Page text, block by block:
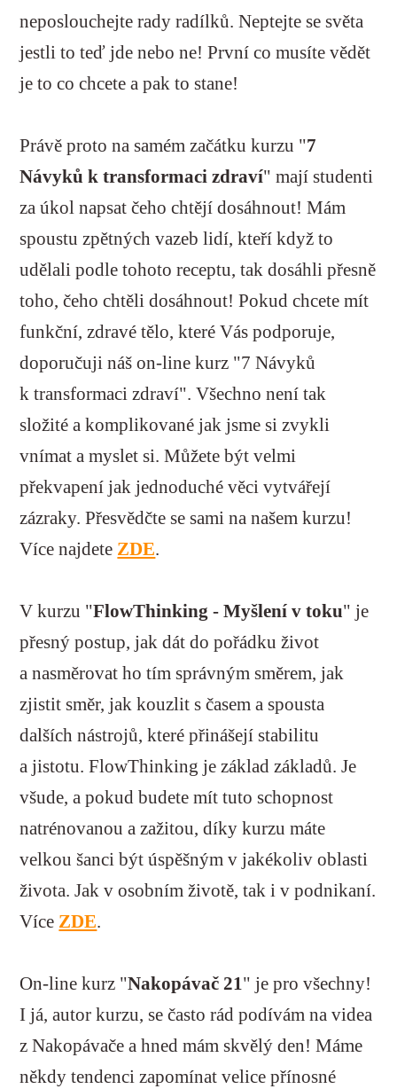
neposlouchejte rady radílků. Neptejte se světa
jestli to teď jde nebo ne! První co musíte vědět
je to co chcete a pak to stane!
Právě proto na samém začátku kurzu "7
Návyků k transformaci zdraví" mají studenti
za úkol napsat čeho chtějí dosáhnout! Mám
spoustu zpětných vazeb lidí, kteří když to
udělali podle tohoto receptu, tak dosáhli přesně
toho, čeho chtěli dosáhnout! Pokud chcete mít
funkční, zdravé tělo, které Vás podporuje,
doporučuji náš on-line kurz "7 Návyků
k transformaci zdraví". Všechno není tak
složité a komplikované jak jsme si zvykli
vnímat a myslet si. Můžete být velmi
překvapení jak jednoduché věci vytvářejí
zázraky. Přesvědčte se sami na našem kurzu!
Více najdete ZDE.
V kurzu "FlowThinking - Myšlení v toku" je
přesný postup, jak dát do pořádku život
a nasměrovat ho tím správným směrem, jak
zjistit směr, jak kouzlit s časem a spousta
dalších nástrojů, které přinášejí stabilitu
a jistotu. FlowThinking je základ základů. Je
všude, a pokud budete mít tuto schopnost
natrénovanou a zažitou, díky kurzu máte
velkou šanci být úspěšným v jakékoliv oblasti
života. Jak v osobním životě, tak i v podnikaní.
Více ZDE.
On-line kurz "Nakopávač 21" je pro všechny!
I já, autor kurzu, se často rád podívám na videa
z Nakopávače a hned mám skvělý den! Máme
někdy tendenci zapomínat velice přínosné